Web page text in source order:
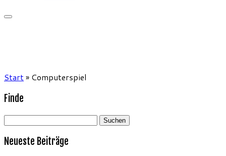
Start» Computerspiel
Finde
Suchen
Neueste Beiträge